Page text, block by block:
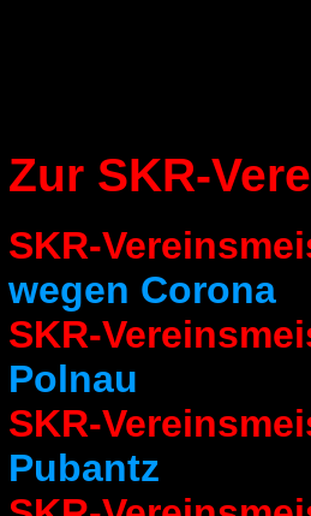
Zur SKR-
SKR-
wegen Corona
SKR-
Polnau
SKR-
Pubantz